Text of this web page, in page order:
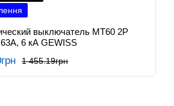
выключатель МТ60 2P
6 кА GEWISS
1 455.19грн